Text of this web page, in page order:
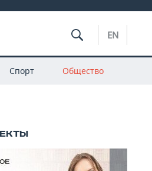
EN
Спорт Общество